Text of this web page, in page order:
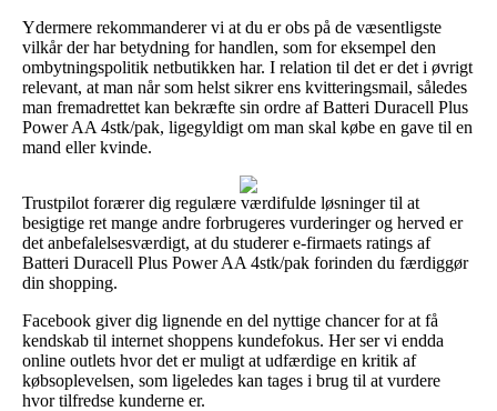
Ydermere rekommanderer vi at du er obs på de væsentligste
vilkår der har betydning for handlen, som for eksempel den
ombytningspolitik netbutikken har. I relation til det er det i øvrigt
relevant, at man når som helst sikrer ens kvitteringsmail, således
man fremadrettet kan bekræfte sin ordre af Batteri Duracell Plus
Power AA 4stk/pak, ligegyldigt om man skal købe en gave til en
mand eller kvinde.
Trustpilot forærer dig regulære værdifulde løsninger til at
besigtige ret mange andre forbrugeres vurderinger og herved er
det anbefalelsesværdigt, at du studerer e-firmaets ratings af
Batteri Duracell Plus Power AA 4stk/pak forinden du færdiggør
din shopping.
Facebook giver dig lignende en del nyttige chancer for at få
kendskab til internet shoppens kundefokus. Her ser vi endda
online outlets hvor det er muligt at udfærdige en kritik af
købsoplevelsen, som ligeledes kan tages i brug til at vurdere
hvor tilfredse kunderne er.